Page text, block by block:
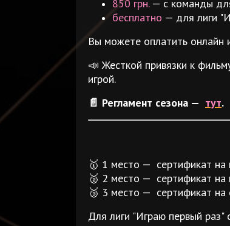
850 грн.— с команды
бесплатно — для лиги
Вы можете оплатить онлайн
📣 Жесткой привязки к
игрой.
📄 Регламент сезона — тут.
🥇 1 место — сертификат на
🥈 2 место — сертификат на
🥉 3 место — сертификат на
Для лиги "Играю первый раз"